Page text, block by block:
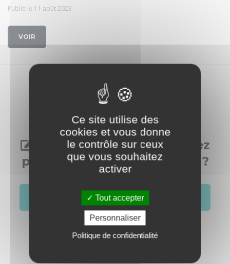
Publié le 11 août 2023
VOIR
1 média trouvé
Vous aussi, vous souhaitez
publier dans cette rubrique ?
Créer un compte
Ce site utilise des
cookies et vous donne
le contrôle sur ceux
que vous souhaitez
activer
Tout accepter
Personnaliser
Politique de confidentialité